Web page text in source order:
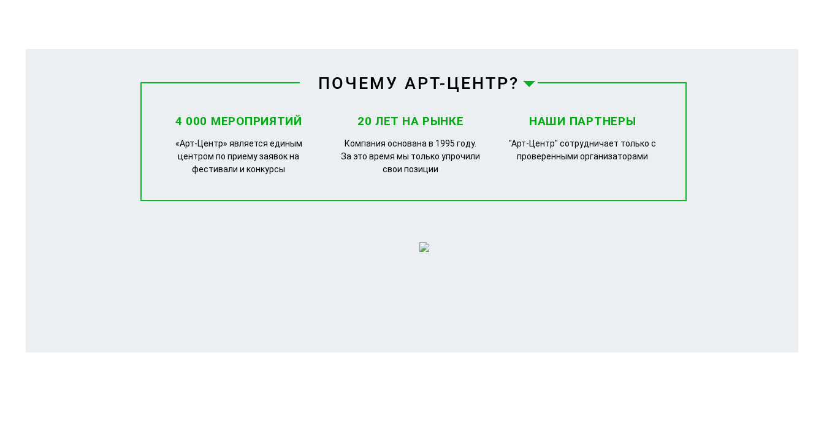
ПОЧЕМУ АРТ-ЦЕНТР?
4 000 МЕРОПРИЯТИЙ
«Арт-Центр» является единым
центром по приему заявок на
фестивали и конкурсы
20 ЛЕТ НА РЫНКЕ
Компания основана в 1995 году.
За это время мы только упрочили
свои позиции
НАШИ ПАРТНЕРЫ
"Арт-Центр" сотрудничает только с
проверенными организаторами